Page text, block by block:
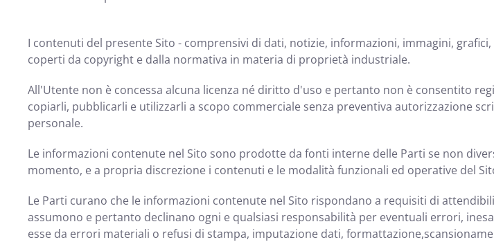
I contenuti del presente Sito - comprensivi di dati, notizie, informazioni, immagini,
coperti da copyright e dalla normativa in materia di proprietà industriale.
All'Utente non è concessa alcuna licenza né diritto d'uso e pertanto non è consentito
copiarli, pubblicarli e utilizzarli a scopo commerciale senza preventiva autorizzazione
personale.
Le informazioni contenute nel Sito sono prodotte da fonti interne delle Parti se non
momento, e a propria discrezione i contenuti e le modalità funzionali ed operative del
Le Parti curano che le informazioni contenute nel Sito rispondano a requisiti di
assumono e pertanto declinano ogni e qualsiasi responsabilità per eventuali errori,
esse da errori materiali o refusi di stampa, imputazione dati,